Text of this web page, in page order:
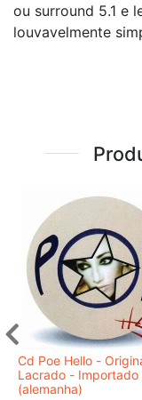
ou surround 5.1 e
louvavelmente
Cd Poe Hello -
Lacrado - Importado
(alemanha)